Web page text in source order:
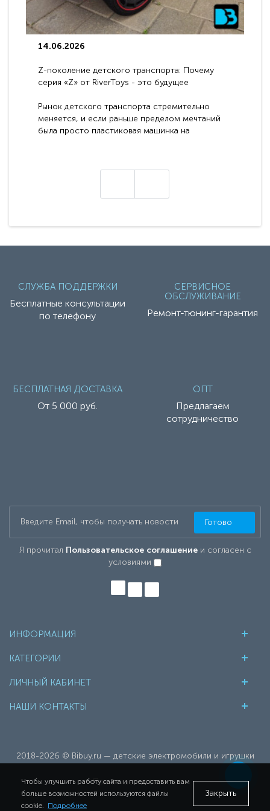
14.06.2026
Z-поколение детского транспорта: Почему
серия «Z» от RiverToys - это будущее
Рынок детского транспорта стремительно
меняется, и если раньше пределом мечтаний
была просто пластиковая машинка на
СЛУЖБА ПОДДЕРЖКИ
Бесплатные консультации
по телефону
СЕРВИСНОЕ
ОБСЛУЖИВАНИЕ
Ремонт-тюнинг-гарантия
БЕСПЛАТНАЯ ДОСТАВКА
От 5 000 руб.
ОПТ
Предлагаем
сотрудничество
Я прочитал Пользовательское соглашениеи согласен с
условиями
Готово
ИНФОРМАЦИЯ
КАТЕГОРИИ
ЛИЧНЫЙ КАБИНЕТ
НАШИ КОНТАКТЫ
2018-2026 © Bibuy.ru — детские электромобили и игрушки
Принимаем к оплате:
Чтобы улучшить работу сайта и предоставить вам
больше возможностей используются файлы
cookie. Подробнее
Закрыть